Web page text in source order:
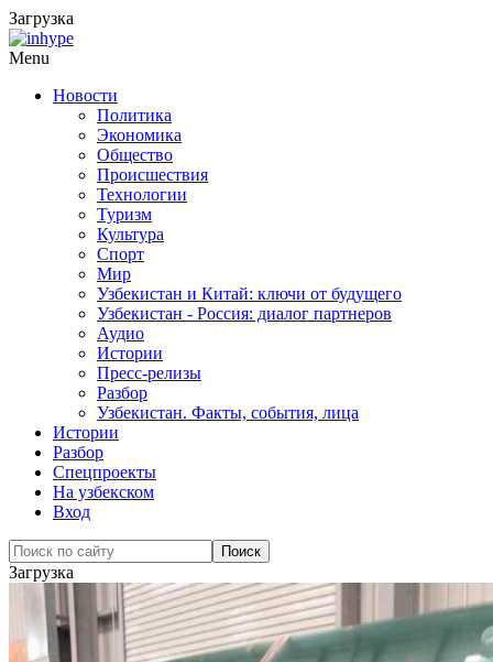
Загрузка
Menu
Новости
Политика
Экономика
Общество
Происшествия
Технологии
Туризм
Культура
Спорт
Мир
Узбекистан и Китай: ключи от будущего
Узбекистан - Россия: диалог партнеров
Аудио
Истории
Пресс-релизы
Разбор
Узбекистан. Факты, события, лица
Истории
Разбор
Спецпроекты
На узбекском
Вход
Загрузка